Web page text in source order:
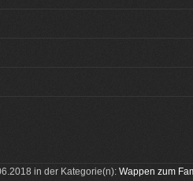
in der Kategorie(n): Wappen zum